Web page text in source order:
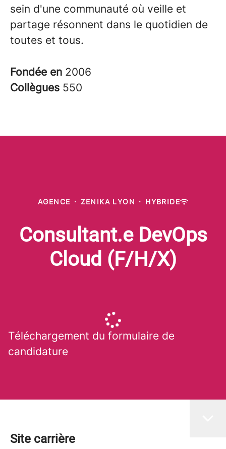
sein d'une communauté où veille et
partage résonnent dans le quotidien de
toutes et tous.
Fondée en 2006
Collègues 550
AGENCE · ZENIKA LYON · HYBRIDE
Consultant.e DevOps
Cloud (F/H/X)
Téléchargement du formulaire de
candidature
Site carrière